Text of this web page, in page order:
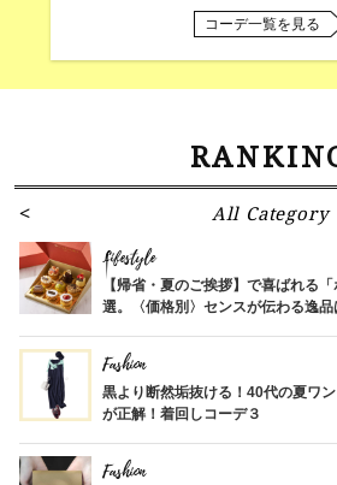
コーデ一覧を見る
All Category
Lifestyle
【帰省・夏のご挨拶】で喜ばれる
選。〈価格別〉センスが伝わる逸品
Fashion
黒より断然垢抜ける！40代の夏ワン
が正解！着回しコーデ３
Fashion